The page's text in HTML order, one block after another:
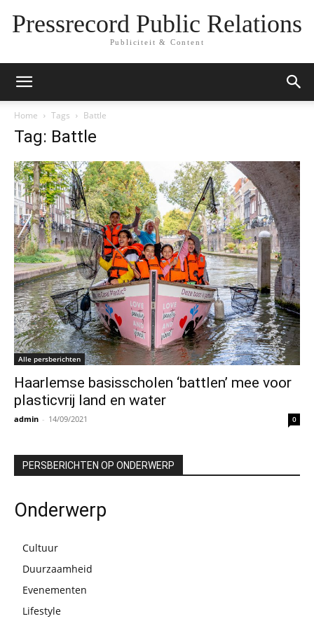
Pressrecord Public Relations
Publiciteit & Content
Home Tags Battle
Tag: Battle
Alle persberichten
Haarlemse basisscholen ‘battlen’ mee voor
plasticvrij land en water
admin - 14/09/2021 0
PERSBERICHTEN OP ONDERWERP
Onderwerp
Cultuur
Duurzaamheid
Evenementen
Lifestyle